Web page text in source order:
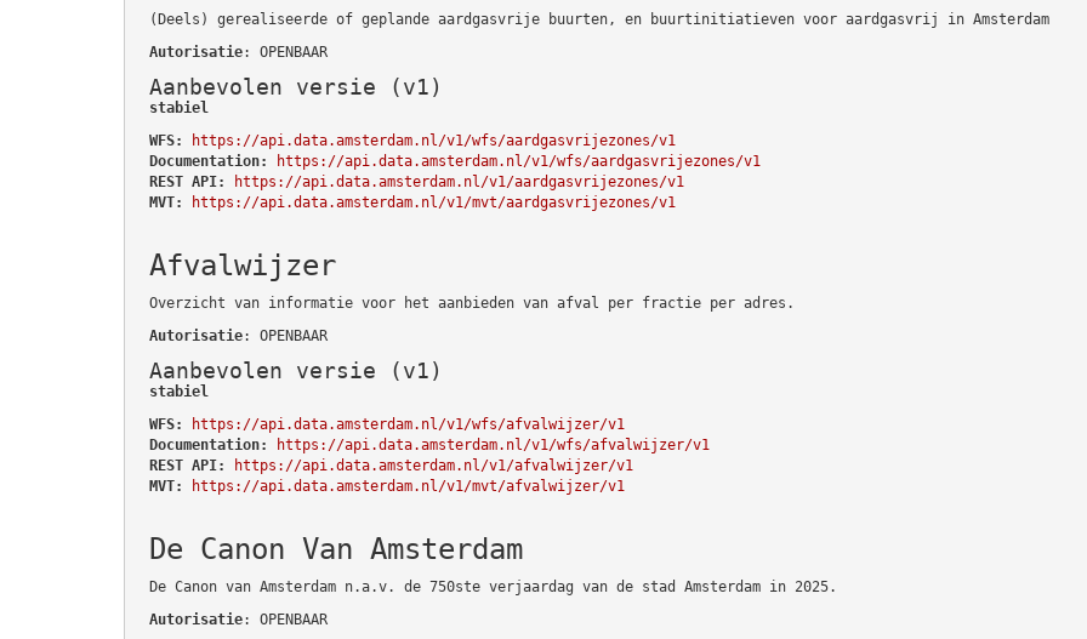
(Deels) gerealiseerde of geplande aardgasvrije buurten, en buurtinitiatieven voor aardgasvrij in Amsterdam
Autorisatie: OPENBAAR
Aanbevolen versie (v1)
stabiel
WFS:
https://api.data.amsterdam.nl/v1/wfs/aardgasvrijezones/v1
Documentation:
https://api.data.amsterdam.nl/v1/wfs/aardgasvrijezones/v1
REST API:
https://api.data.amsterdam.nl/v1/aardgasvrijezones/v1
MVT:
https://api.data.amsterdam.nl/v1/mvt/aardgasvrijezones/v1
Afvalwijzer
Overzicht van informatie voor het aanbieden van afval per fractie per adres.
Autorisatie: OPENBAAR
Aanbevolen versie (v1)
stabiel
WFS:
https://api.data.amsterdam.nl/v1/wfs/afvalwijzer/v1
Documentation:
https://api.data.amsterdam.nl/v1/wfs/afvalwijzer/v1
REST API:
https://api.data.amsterdam.nl/v1/afvalwijzer/v1
MVT:
https://api.data.amsterdam.nl/v1/mvt/afvalwijzer/v1
De Canon Van Amsterdam
De Canon van Amsterdam n.a.v. de 750ste verjaardag van de stad Amsterdam in 2025.
Autorisatie: OPENBAAR